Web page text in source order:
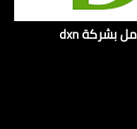
شركة DXNالماليزية - تعريف شامل بشركة dxn